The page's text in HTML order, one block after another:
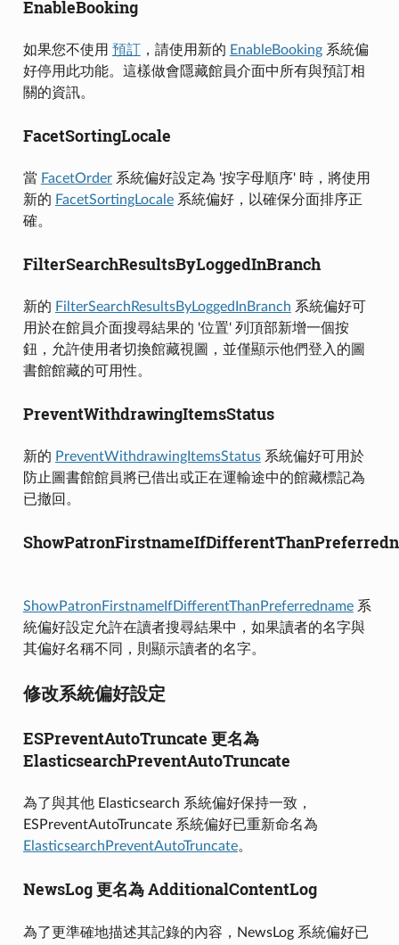
EnableBooking
如果您不使用 預訂 ，請使用新的 EnableBooking系統偏
好停用此功能。這樣做會隱藏館員介面中所有與預訂相
關的資訊。
FacetSortingLocale
當 FacetOrder系統偏好設定為 '按字母順序' 時，將使用
新的 FacetSortingLocale系統偏好，以確保分面排序正
確。
FilterSearchResultsByLoggedInBranch
新的 FilterSearchResultsByLoggedInBranch 系統偏好可
用於在館員介面搜尋結果的 '位置' 列頂部新增一個按
鈕，允許使用者切換館藏視圖，並僅顯示他們登入的圖
書館館藏的可用性。
PreventWithdrawingItemsStatus
新的 PreventWithdrawingItemsStatus系統偏好可用於
防止圖書館館員將已借出或正在運輸途中的館藏標記為
已撤回。
ShowPatronFirstnameIfDifferentThanPreferredname系
統偏好設定允許在讀者搜尋結果中，如果讀者的名字與
其偏好名稱不同，則顯示讀者的名字。
修改系統偏好設定
ESPreventAutoTruncate 更名為
ElasticsearchPreventAutoTruncate
為了與其他 Elasticsearch 系統偏好保持一致，
ESPreventAutoTruncate 系統偏好已重新命名為
ElasticsearchPreventAutoTruncate。
NewsLog 更名為 AdditionalContentLog
為了更準確地描述其記錄的內容，NewsLog 系統偏好已